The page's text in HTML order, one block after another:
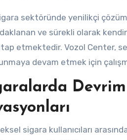
sektöründe yenilikçi
ve sürekli olarak
etmektedir. Vozol Center,
devam etmek için
sigara kullanıcıları